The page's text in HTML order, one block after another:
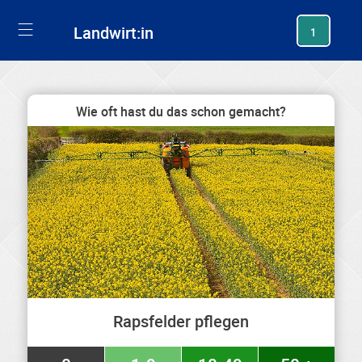
Landwirt:in 1
Wie oft hast du das schon gemacht?
Rapsfelder pflegen